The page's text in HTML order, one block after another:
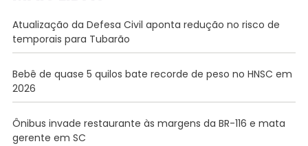
Atualização da Defesa Civil aponta redução no risco de
temporais para Tubarão
Bebê de quase 5 quilos bate recorde de peso no HNSC em
2026
Ônibus invade restaurante às margens da BR-116 e mata
gerente em SC